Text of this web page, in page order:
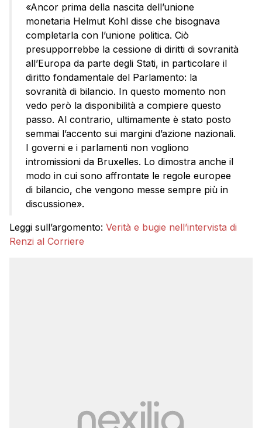
«Ancor prima della nascita dell’unione
monetaria Helmut Kohl disse che bisognava
completarla con l’unione politica. Ciò
presupporrebbe la cessione di diritti di sovranità
all’Europa da parte degli Stati, in particolare il
diritto fondamentale del Parlamento: la
sovranità di bilancio. In questo momento non
vedo però la disponibilità a compiere questo
passo. Al contrario, ultimamente è stato posto
semmai l’accento sui margini d’azione nazionali.
I governi e i parlamenti non vogliono
intromissioni da Bruxelles. Lo dimostra anche il
modo in cui sono affrontate le regole europee
di bilancio, che vengono messe sempre più in
discussione».
Leggi sull’argomento: Verità e bugie nell’intervista di
Renzi al Corriere